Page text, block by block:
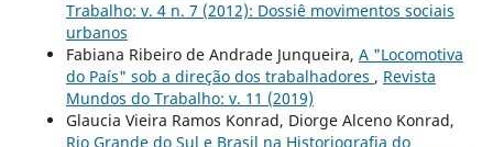
Trabalho: v. 4 n. 7 (2012): Dossiê movimentos sociais
urbanos
Fabiana Ribeiro de Andrade Junqueira, A "Locomotiva
do País" sob a direção dos trabalhadores , Revista
Mundos do Trabalho: v. 11 (2019)
Glaucia Vieira Ramos Konrad, Diorge Alceno Konrad,
Rio Grande do Sul e Brasil na Historiografia do